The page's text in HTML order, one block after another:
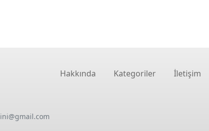
Hakkında Kategoriler İletişim